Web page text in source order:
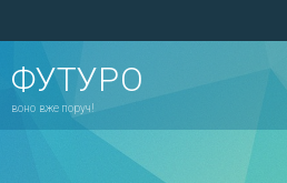
ФУТУРО
воно вже поруч!